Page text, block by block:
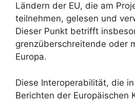
Ländern der EU, die am
teilnehmen, gelesen und
Dieser Punkt betrifft
grenzüberschreitende oder
Europa.
Diese Interoperabilität, die
Berichten der Europäischen